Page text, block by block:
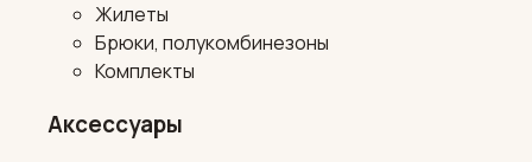
Жилеты
Брюки, полукомбинезоны
Комплекты
Аксессуары